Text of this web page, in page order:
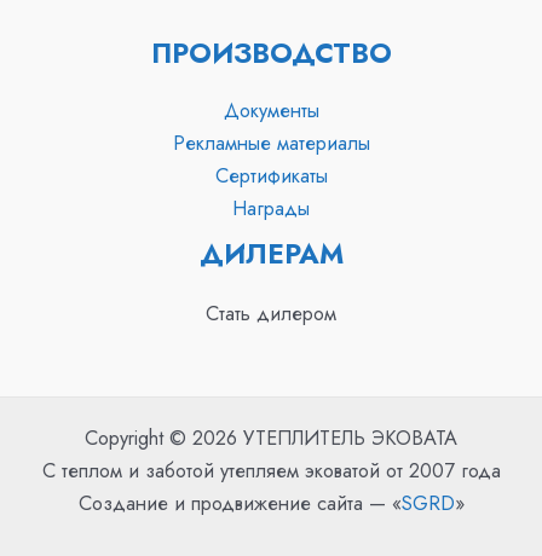
ПРОИЗВОДСТВО
Документы
Рекламные материалы
Сертификаты
Награды
ДИЛЕРАМ
Стать дилером
Copyright © 2026 УТЕПЛИТЕЛЬ ЭКОВАТА
С теплом и заботой утепляем эковатой от 2007 года
Создание и продвижение сайта — «SGRD»